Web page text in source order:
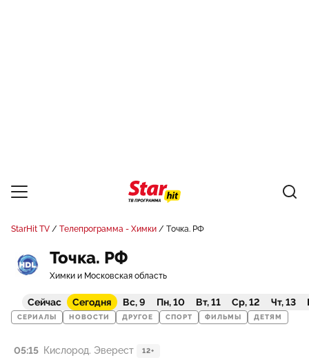
StarHit TV Телепрограмма - Химки Точка. РФ
Точка. РФ
Химки и Московская область
Сейчас Сегодня Вс, 9 Пн, 10 Вт, 11 Ср, 12 Чт, 13
СЕРИАЛЫ НОВОСТИ ДРУГОЕ СПОРТ ФИЛЬМЫ ДЕТЯМ
05:15 Кислород. Эверест 12+